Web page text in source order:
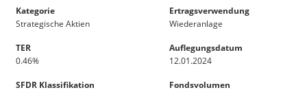
Kategorie
Strategische Aktien
Ertragsverwendung
Wiederanlage
TER
0.46%
Auflegungsdatum
12.01.2024
SFDR Klassifikation
Fondsvolumen